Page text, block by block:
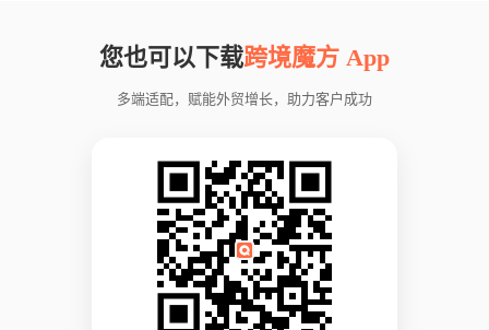
您也可以下载跨境魔方 App
多端适配，赋能外贸增长，助力客户成功